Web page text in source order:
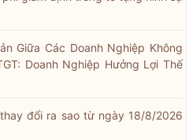
Giữa Các Doanh Nghiệp Không
Doanh Nghiệp Hưởng Lợi Thế
đổi ra sao từ ngày 18/8/2026